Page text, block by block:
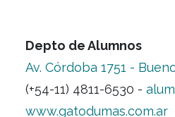
mismo link de
Ante cualquier
de Alumnos